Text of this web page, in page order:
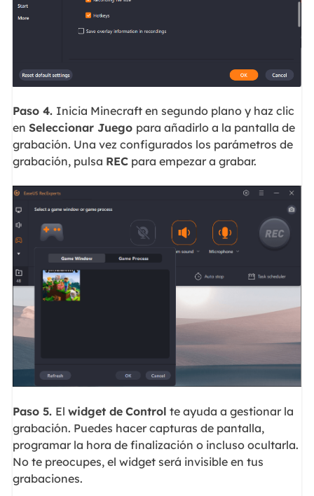
Paso 4. Inicia Minecraft en segundo plano y haz clic
en Seleccionar Juego para añadirlo a la pantalla de
grabación. Una vez configurados los parámetros de
grabación, pulsa RECpara empezar a grabar.
Paso 5. El widget de Control te ayuda a gestionar la
grabación. Puedes hacer capturas de pantalla,
programar la hora de finalización o incluso ocultarla.
No te preocupes, el widget será invisible en tus
grabaciones.